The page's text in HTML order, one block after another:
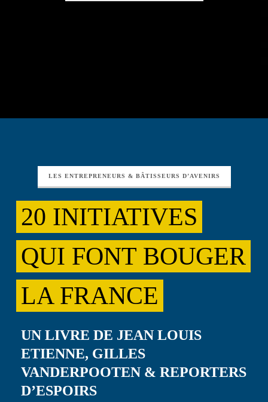
LES ENTREPRENEURS & BÂTISSEURS D’AVENIRS
20 INITIATIVES
QUI FONT BOUGER
LA FRANCE
UN LIVRE DE JEAN LOUIS
ETIENNE, GILLES
VANDERPOOTEN & REPORTERS
D’ESPOIRS